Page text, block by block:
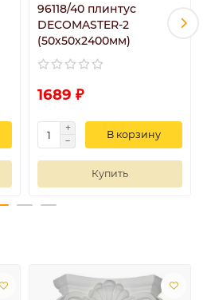
96118/40 плинтус
DECOMASTER-2
(50х50х2400мм)
1689 ₽
В корзину
Купить